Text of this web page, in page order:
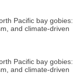
Pacific bay gobies:
and climate-driven
Pacific bay gobies:
and climate-driven